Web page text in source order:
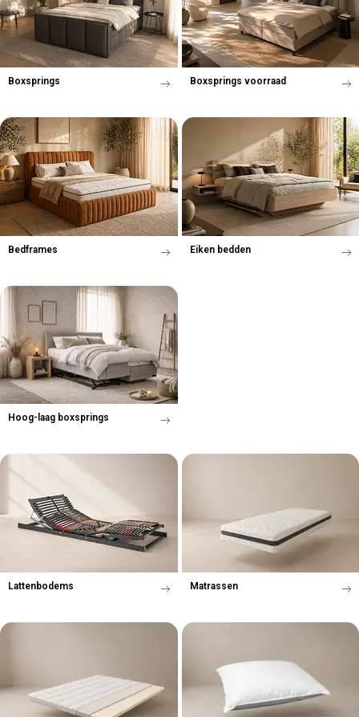
Boxsprings Boxsprings voorraad
Bedframes Eiken bedden
Hoog-laag boxsprings
Lattenbodems Matrassen